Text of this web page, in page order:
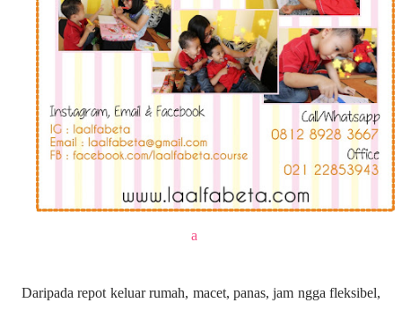
a
Daripada repot keluar rumah, macet, panas, jam ngga fleksibel,